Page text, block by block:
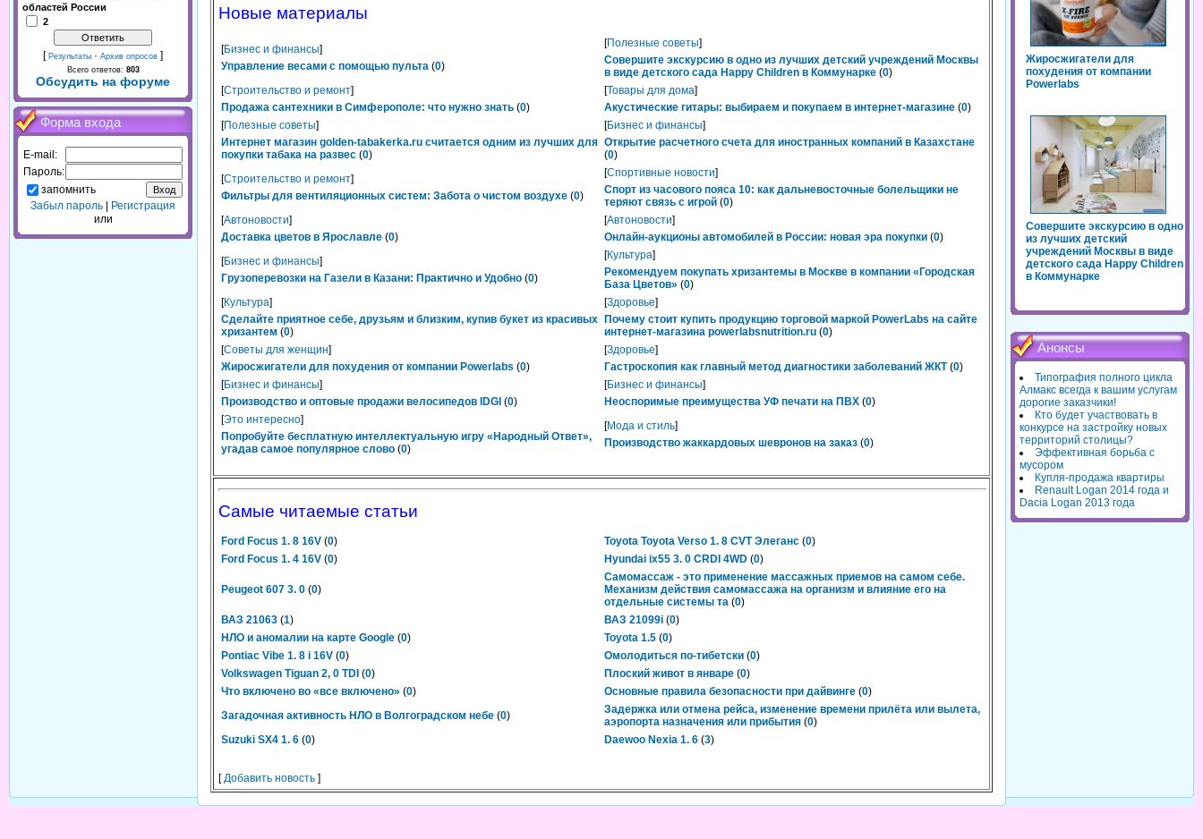
областей России
2
[ Результаты · Архив опросов ]
Всего ответов: 803
Обсудить на форуме
Форма входа
E-mail:
Пароль:
запомнить
Забыл пароль
Регистрация
или
Новые материалы
[Бизнес и финансы]
Управление весами с помощью пульта (0)
[Полезные советы]
Совершите экскурсию в одно из лучших детский учреждений Москвы
в виде детского сада Happy Children в Коммунарке (0)
[Строительство и ремонт]
Продажа сантехники в Симферополе: что нужно знать (0)
[Товары для дома]
Акустические гитары: выбираем и покупаем в интернет-магазине (0)
[Полезные советы]
Интернет магазин golden-tabakerka.ru считается одним из лучших для
покупки табака на развес (0)
[Бизнес и финансы]
Открытие расчетного счета для иностранных компаний в Казахстане
(0)
[Строительство и ремонт]
Фильтры для вентиляционных систем: Забота о чистом воздухе (0)
[Спортивные новости]
Спорт из часового пояса 10: как дальневосточные болельщики не
теряют связь с игрой (0)
[Автоновости]
Доставка цветов в Ярославле (0)
[Автоновости]
Онлайн-аукционы автомобилей в России: новая эра покупки (0)
[Бизнес и финансы]
Грузоперевозки на Газели в Казани: Практично и Удобно (0)
[Культура]
Рекомендуем покупать хризантемы в Москве в компании «Городская
База Цветов» (0)
[Культура]
Сделайте приятное себе, друзьям и близким, купив букет из красивых
хризантем (0)
[Здоровье]
Почему стоит купить продукцию торговой маркой PowerLabs на сайте
интернет-магазина powerlabsnutrition.ru (0)
[Советы для женщин]
Жиросжигатели для похудения от компании Powerlabs (0)
[Здоровье]
Гастроскопия как главный метод диагностики заболеваний ЖКТ (0)
[Бизнес и финансы]
Производство и оптовые продажи велосипедов IDGI (0)
[Бизнес и финансы]
Неоспоримые преимущества УФ печати на ПВХ (0)
[Это интересно]
Попробуйте бесплатную интеллектуальную игру «Народный Ответ»,
угадав самое популярное слово (0)
[Мода и стиль]
Производство жаккардовых шевронов на заказ (0)
Самые читаемые статьи
Ford Focus 1. 8 16V (0) Toyota Toyota Verso 1. 8 CVT Элеганс (0)
Ford Focus 1. 4 16V (0) Hyundai ix55 3. 0 CRDI 4WD (0)
Peugeot 607 3. 0 (0)
Самомассаж - это применение массажных приемов на самом себе.
Механизм действия самомассажа на организм и влияние его на
отдельные системы та (0)
ВАЗ 21063 (1) ВАЗ 21099i (0)
НЛО и аномалии на карте Google (0) Toyota 1.5 (0)
Pontiac Vibe 1. 8 i 16V (0) Омолодиться по-тибетски (0)
Volkswagen Tiguan 2, 0 TDI (0) Плоский живот в январе (0)
Что включено во «все включено» (0) Основные правила безопасности при дайвинге (0)
Загадочная активность НЛО в Волгоградском небе (0)
Задержка или отмена рейса, изменение времени прилёта или вылета,
аэропорта назначения или прибытия (0)
Suzuki SX4 1. 6 (0) Daewoo Nexia 1. 6 (3)
[Добавить новость ]
Жиросжигатели для
похудения от компании
Powerlabs
Совершите экскурсию в одно
из лучших детский
учреждений Москвы в виде
детского сада Happy Children
в Коммунарке
Анонсы
Типография полного цикла
Алмакс всегда к вашим услугам
дорогие заказчики!
Кто будет участвовать в
конкурсе на застройку новых
территорий столицы?
Эффективная борьба с
мусором
Купля-продажа квартиры
Renault Logan 2014 года и
Dacia Logan 2013 года